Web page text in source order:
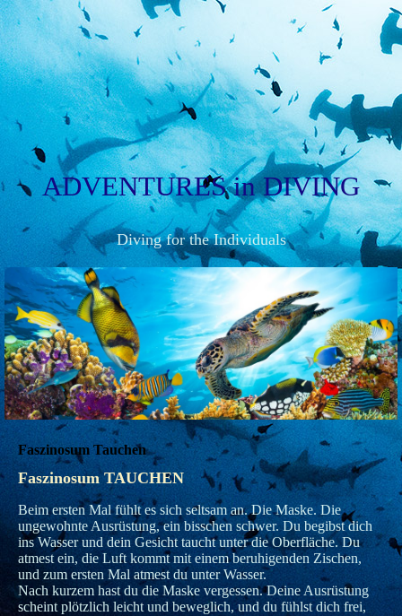
ADVENTURESinDIVING
Diving for the Individuals
Faszinosum Tauchen
Faszinosum TAUCHEN
Beim ersten Mal fühlt es sich seltsam an. Die Maske. Die
ungewohnte Ausrüstung, ein bisschen schwer. Du begibst dich
ins Wasser und dein Gesicht taucht unter die Oberfläche. Du
atmest ein, die Luft kommt mit einem beruhigenden Zischen,
und zum ersten Mal atmest du unter Wasser.
Nach kurzem hast du die Maske vergessen. Deine Ausrüstung
scheint plötzlich leicht und beweglich, und du fühlst dich frei,